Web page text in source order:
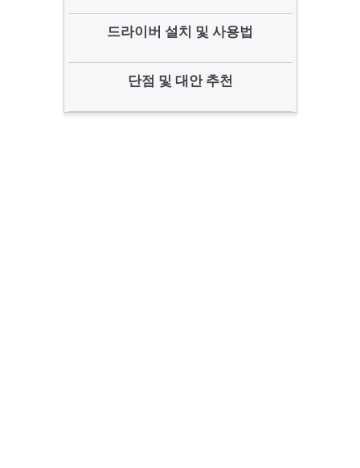
드라이버 설치 및 사용법
단점 및 대안 추천